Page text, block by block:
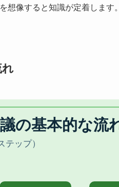
想像すると知識が定着します。
れ